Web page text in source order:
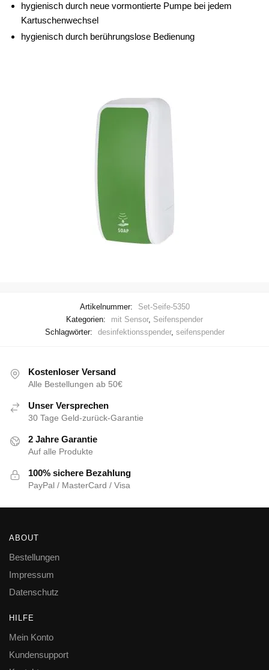
hygienisch durch neue vormontierte Pumpe bei jedem
Kartuschenwechsel
hygienisch durch berührungslose Bedienung
Artikelnummer:
Set-Seife-5350
Kategorien:
mit Sensor, Seifenspender
Schlagwörter:
desinfektionsspender, seifenspender
Kostenloser Versand
Alle Bestellungen ab 50€
Unser Versprechen
30 Tage Geld-zurück-Garantie
2 Jahre Garantie
Auf alle Produkte
100% sichere Bezahlung
PayPal / MasterCard / Visa
ABOUT
Bestellungen
Impressum
Datenschutz
HILFE
Mein Konto
Kundensupport